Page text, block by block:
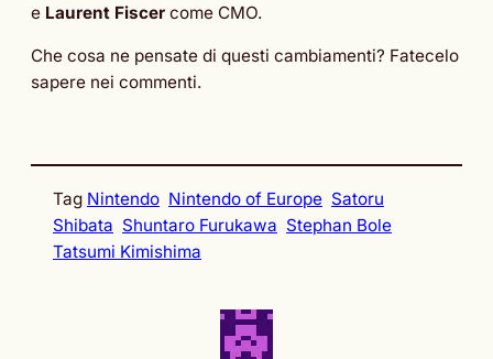
e Laurent Fiscer come CMO.
Che cosa ne pensate di questi cambiamenti? Fatecelo
sapere nei commenti.
Tag Nintendo Nintendo of Europe Satoru
Shibata Shuntaro Furukawa Stephan Bole
Tatsumi Kimishima